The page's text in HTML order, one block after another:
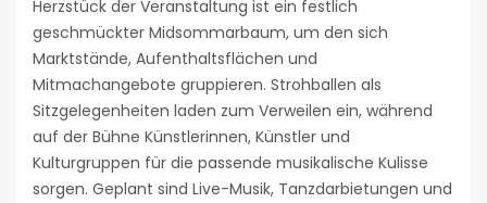
Herzstück der Veranstaltung ist ein festlich
geschmückter Midsommarbaum, um den sich
Marktstände, Aufenthaltsflächen und
Mitmachangebote gruppieren. Strohballen als
Sitzgelegenheiten laden zum Verweilen ein, während
auf der Bühne Künstlerinnen, Künstler und
Kulturgruppen für die passende musikalische Kulisse
sorgen. Geplant sind Live-Musik, Tanzdarbietungen und